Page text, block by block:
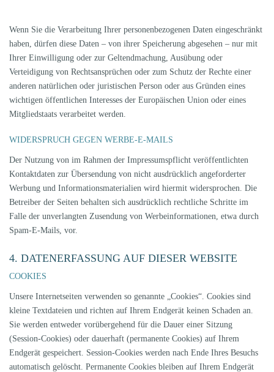
Wenn Sie die Verarbeitung Ihrer personenbezogenen Daten eingeschränkt
haben, dürfen diese Daten – von ihrer Speicherung abgesehen – nur mit
Ihrer Einwilligung oder zur Geltendmachung, Ausübung oder
Verteidigung von Rechtsansprüchen oder zum Schutz der Rechte einer
anderen natürlichen oder juristischen Person oder aus Gründen eines
wichtigen öffentlichen Interesses der Europäischen Union oder eines
Mitgliedstaats verarbeitet werden.
WIDERSPRUCH GEGEN WERBE-E-MAILS
Der Nutzung von im Rahmen der Impressumspflicht veröffentlichten
Kontaktdaten zur Übersendung von nicht ausdrücklich angeforderter
Werbung und Informationsmaterialien wird hiermit widersprochen. Die
Betreiber der Seiten behalten sich ausdrücklich rechtliche Schritte im
Falle der unverlangten Zusendung von Werbeinformationen, etwa durch
Spam-E-Mails, vor.
4. DATENERFASSUNG AUF DIESER WEBSITE
COOKIES
Unsere Internetseiten verwenden so genannte „Cookies“. Cookies sind
kleine Textdateien und richten auf Ihrem Endgerät keinen Schaden an.
Sie werden entweder vorübergehend für die Dauer einer Sitzung
(Session-Cookies) oder dauerhaft (permanente Cookies) auf Ihrem
Endgerät gespeichert. Session-Cookies werden nach Ende Ihres Besuchs
automatisch gelöscht. Permanente Cookies bleiben auf Ihrem Endgerät